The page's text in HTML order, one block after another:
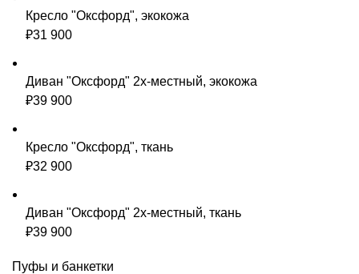
Кресло "Оксфорд", экокожа
₽31 900
Диван "Оксфорд" 2х-местный, экокожа
₽39 900
Кресло "Оксфорд", ткань
₽32 900
Диван "Оксфорд" 2х-местный, ткань
₽39 900
Пуфы и банкетки